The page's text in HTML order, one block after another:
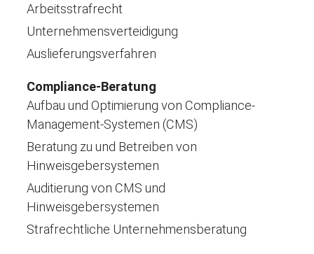
Arbeitsstrafrecht
Unternehmensverteidigung
Auslieferungsverfahren
Compliance-Beratung
Aufbau und Optimierung von Compliance-
Management-Systemen (CMS)
Beratung zu und Betreiben von
Hinweisgebersystemen
Auditierung von CMS und
Hinweisgebersystemen
Strafrechtliche Unternehmensberatung